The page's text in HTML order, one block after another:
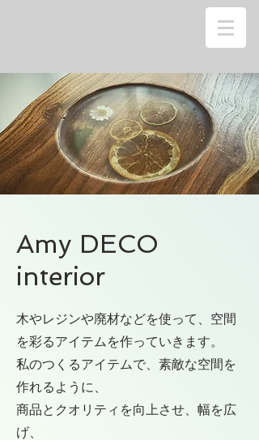
Amy DECO
interior
木やレジンや廃材などを使って、空間
を彩るアイテムを作っていきます。
私のつくるアイテムで、素敵な空間を
作れるように、
商品とクオリティを向上させ、幅を広
げ、